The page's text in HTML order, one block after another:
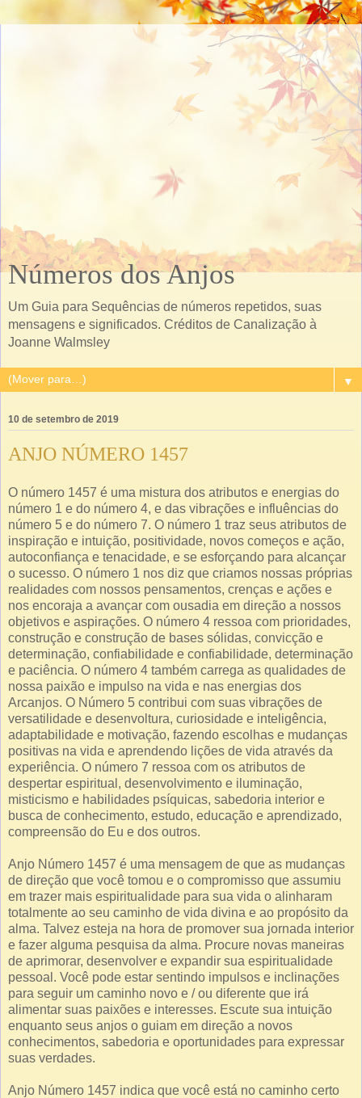
Números dos Anjos
Um Guia para Sequências de números repetidos, suas
mensagens e significados. Créditos de Canalização à
Joanne Walmsley
▼
10 de setembro de 2019
ANJO NÚMERO 1457
O número 1457 é uma mistura dos atributos e energias do
número 1 e do número 4, e das vibrações e influências do
número 5 e do número 7. O número 1 traz seus atributos de
inspiração e intuição, positividade, novos começos e ação,
autoconfiança e tenacidade, e se esforçando para alcançar
o sucesso. O número 1 nos diz que criamos nossas próprias
realidades com nossos pensamentos, crenças e ações e
nos encoraja a avançar com ousadia em direção a nossos
objetivos e aspirações. O número 4 ressoa com prioridades,
construção e construção de bases sólidas, convicção e
determinação, confiabilidade e confiabilidade, determinação
e paciência. O número 4 também carrega as qualidades de
nossa paixão e impulso na vida e nas energias dos
Arcanjos. O Número 5 contribui com suas vibrações de
versatilidade e desenvoltura, curiosidade e inteligência,
adaptabilidade e motivação, fazendo escolhas e mudanças
positivas na vida e aprendendo lições de vida através da
experiência. O número 7 ressoa com os atributos de
despertar espiritual, desenvolvimento e iluminação,
misticismo e habilidades psíquicas, sabedoria interior e
busca de conhecimento, estudo, educação e aprendizado,
compreensão do Eu e dos outros.
Anjo Número 1457 é uma mensagem de que as mudanças
de direção que você tomou e o compromisso que assumiu
em trazer mais espiritualidade para sua vida o alinharam
totalmente ao seu caminho de vida divina e ao propósito da
alma. Talvez esteja na hora de promover sua jornada interior
e fazer alguma pesquisa da alma. Procure novas maneiras
de aprimorar, desenvolver e expandir sua espiritualidade
pessoal. Você pode estar sentindo impulsos e inclinações
para seguir um caminho novo e / ou diferente que irá
alimentar suas paixões e interesses. Escute sua intuição
enquanto seus anjos o guiam em direção a novos
conhecimentos, sabedoria e oportunidades para expressar
suas verdades.
Anjo Número 1457 indica que você está no caminho certo